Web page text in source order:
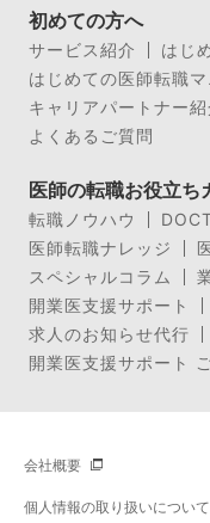
初めての方へ
サービス紹介
はじ
はじめての医師転職
キャリアパートナー紹
よくあるご質問
医師の転職お役立ち
転職ノウハウ
医師転職ナレッジ
スペシャルコラム
開業医支援サポート
求人のお知らせ代行
開業医支援サポート
会社概要
個人情報の取り扱いについて